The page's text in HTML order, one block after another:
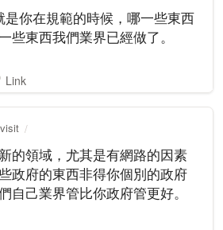
是你在規範的時候，哪一些東西
些東西我們業界已經做了。
Link
的領域，尤其是有網路的因素
政府的東西非得你個別的政府
自己業界管比你政府管更好。